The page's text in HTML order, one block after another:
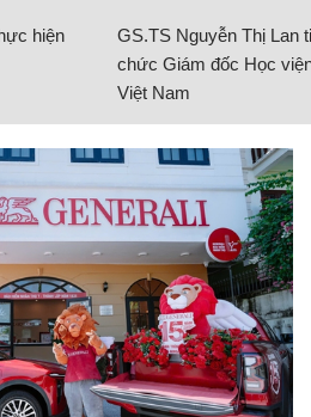
hiện
GS.TS Nguyễn Thị Lan
chức Giám đốc Học
Việt Nam